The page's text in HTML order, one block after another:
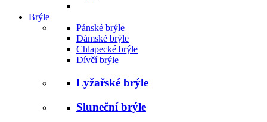
Brýle
Pánské brýle
Dámské brýle
Chlapecké brýle
Dívčí brýle
Lyžařské brýle
Sluneční brýle